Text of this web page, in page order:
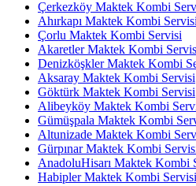
Çerkezköy Maktek Kombi
Ahırkapı Maktek Kombi Servisi
Çorlu Maktek Kombi Servisi
Akaretler Maktek Kombi
Denizköşkler Maktek Kombi
Aksaray Maktek Kombi Servisi
Göktürk Maktek Kombi Servisi
Alibeyköy Maktek Kombi
Gümüşpala Maktek Kombi
Altunizade Maktek Kombi
Gürpınar Maktek Kombi
AnadoluHisarı Maktek Kombi
Habipler Maktek Kombi Servisi